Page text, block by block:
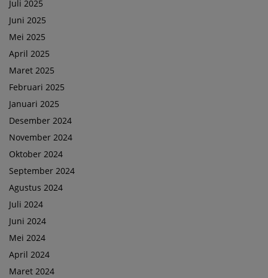
Juli 2025
Juni 2025
Mei 2025
April 2025
Maret 2025
Februari 2025
Januari 2025
Desember 2024
November 2024
Oktober 2024
September 2024
Agustus 2024
Juli 2024
Juni 2024
Mei 2024
April 2024
Maret 2024